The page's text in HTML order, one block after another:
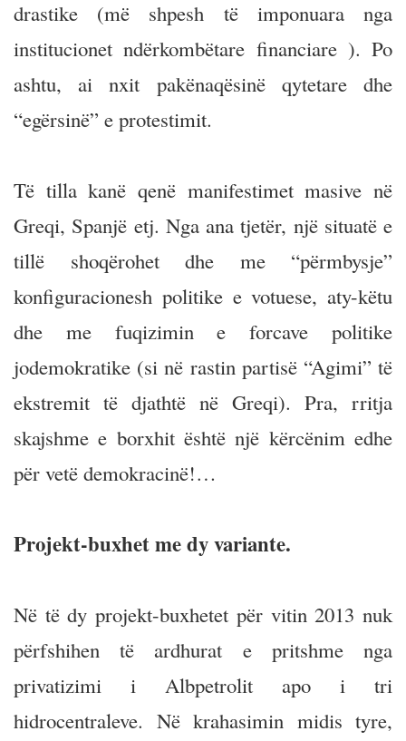
drastike (më shpesh të imponuara nga
institucionet ndërkombëtare financiare ). Po
ashtu, ai nxit pakënaqësinë qytetare dhe
“egërsinë” e protestimit.
Të tilla kanë qenë manifestimet masive në
Greqi, Spanjë etj. Nga ana tjetër, një situatë e
tillë shoqërohet dhe me “përmbysje”
konfiguracionesh politike e votuese, aty-këtu
dhe me fuqizimin e forcave politike
jodemokratike (si në rastin partisë “Agimi” të
ekstremit të djathtë në Greqi). Pra, rritja
skajshme e borxhit është një kërcënim edhe
për vetë demokracinë!…
Projekt-buxhet me dy variante.
Në të dy projekt-buxhetet për vitin 2013 nuk
përfshihen të ardhurat e pritshme nga
privatizimi i Albpetrolit apo i tri
hidrocentraleve. Në krahasimin midis tyre,